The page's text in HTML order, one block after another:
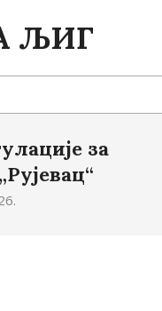
ЉИГ
за